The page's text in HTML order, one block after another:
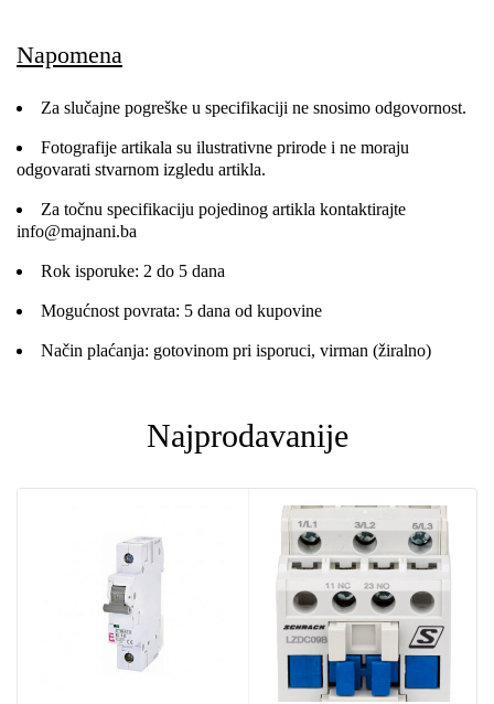
Napomena
Za slučajne pogreške u specifikaciji ne snosimo odgovornost.
Fotografije artikala su ilustrativne prirode i ne moraju
odgovarati stvarnom izgledu artikla.
Za točnu specifikaciju pojedinog artikla kontaktirajte
info@majnani.ba
Rok isporuke: 2 do 5 dana
Mogućnost povrata: 5 dana od kupovine
Način plaćanja: gotovinom pri isporuci, virman (žiralno)
Najprodavanije